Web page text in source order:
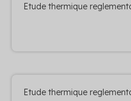
Etude thermique
Etude thermique